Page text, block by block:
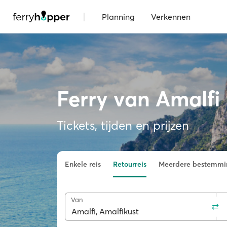
| Planning Verkennen
Ferry van
Tickets, tijden en prijzen
Enkele reis Retourreis Meerdere
Van